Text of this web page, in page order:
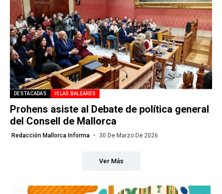
DESTACADAS ISLAS BALEARES
Prohens asiste al Debate de política general
del Consell de Mallorca
Redacción Mallorca Informa 30 De Marzo De 2026
Ver Más